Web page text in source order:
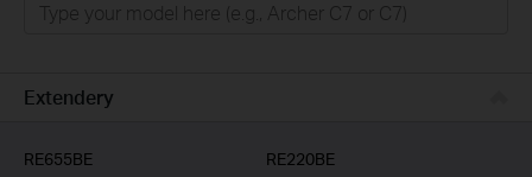
Business
Extendery
RE655BE
RE220BE